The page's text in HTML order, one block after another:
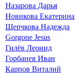
Назарова Дарья
Новикова Екатерина
Щерчкова Надежда
Gorgone Jesus
Гилёв Леонид
Горбанев Иван
Карпов Виталий